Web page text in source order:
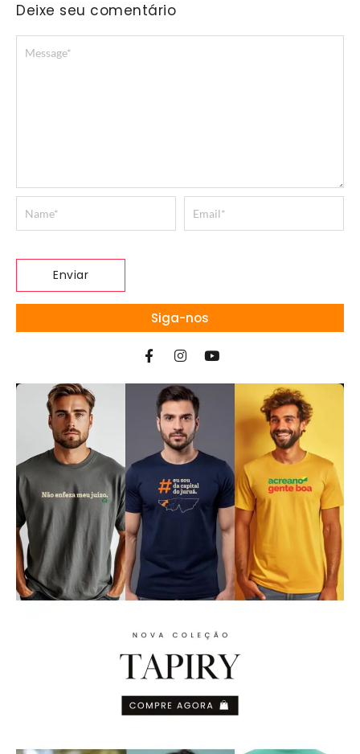
Deixe seu comentário
Siga-nos